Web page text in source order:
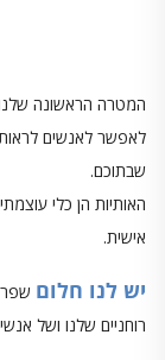
המטרה הראשונה
לאפשר לאנשים לראות
שבתוכם.
האותיות הן כלי
אישית.
יש לנו חלום
רוחניים שלנו ושל